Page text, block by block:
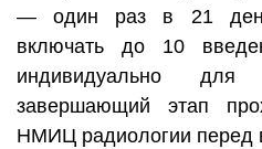
— один раз в 21
включать до 10
индивидуально для
завершающий этап
НМИЦ радиологии перед